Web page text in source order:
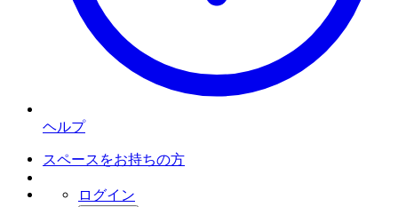
ヘルプ
スペースをお持ちの方
ログイン